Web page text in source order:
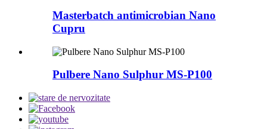
Masterbatch antimicrobian Nano
Cupru
Pulbere Nano Sulphur MS-P100